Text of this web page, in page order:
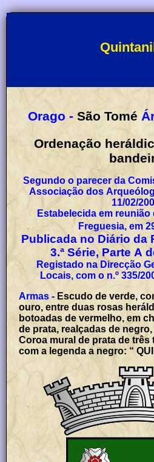
Orago - São Tomé
Ordenação
Segundo o parecer da
Associação dos
11/02/
Estabelecida em
Freguesia, em
Publicada no Diário da
3.ª Série, Parte A
Registado na Direcção
Locais, com o n.º 335/
Armas - Escudo de verde,
ouro, entre duas rosas
botoadas de vermelho, em
de prata, realçadas de
Coroa mural de prata de
com a legenda a negro: “